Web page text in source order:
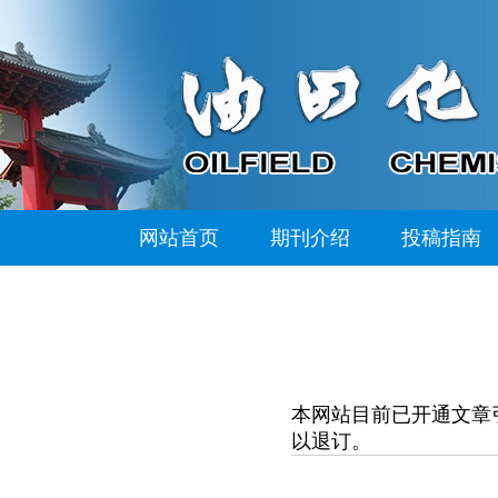
网站首页 期刊介绍 投稿指南
本网站目前已开通文
以退订。